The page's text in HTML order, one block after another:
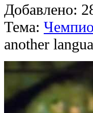
Добавлено:
Тема:
another